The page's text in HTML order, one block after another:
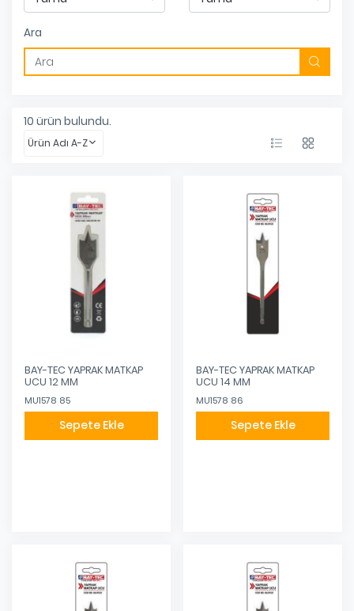
Ara
10 ürün bulundu.
Ürün Adı A-Z
BAY-TEC YAPRAK MATKAP
UCU 12 MM
MU1578 85
Sepete Ekle
BAY-TEC YAPRAK MATKAP
UCU 14 MM
MU1578 86
Sepete Ekle